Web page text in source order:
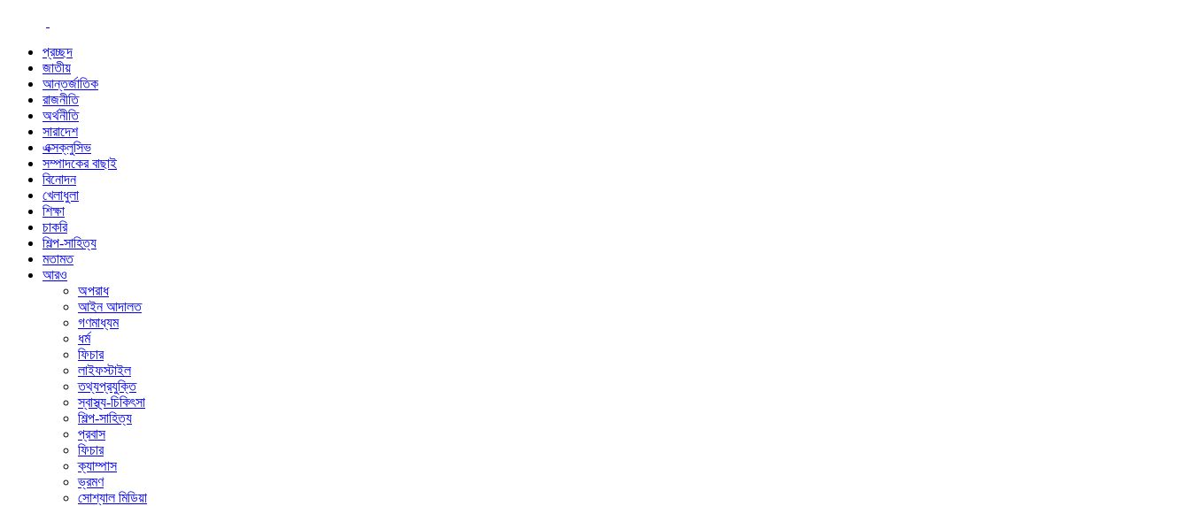
প্রচ্ছদ
জাতীয়
আন্তর্জাতিক
রাজনীতি
অর্থনীতি
সারাদেশ
এক্সক্লুসিভ
সম্পাদকের বাছাই
বিনোদন
খেলাধুলা
শিক্ষা
চাকরি
শিল্প-সাহিত্য
মতামত
আরও
অপরাধ
আইন আদালত
গণমাধ্যম
ধর্ম
ফিচার
লাইফস্টাইল
তথ্যপ্রযুক্তি
স্বাস্থ্য-চিকিৎসা
শিল্প-সাহিত্য
প্রবাস
ফিচার
ক্যাম্পাস
ভ্রমণ
সোশ্যাল মিডিয়া